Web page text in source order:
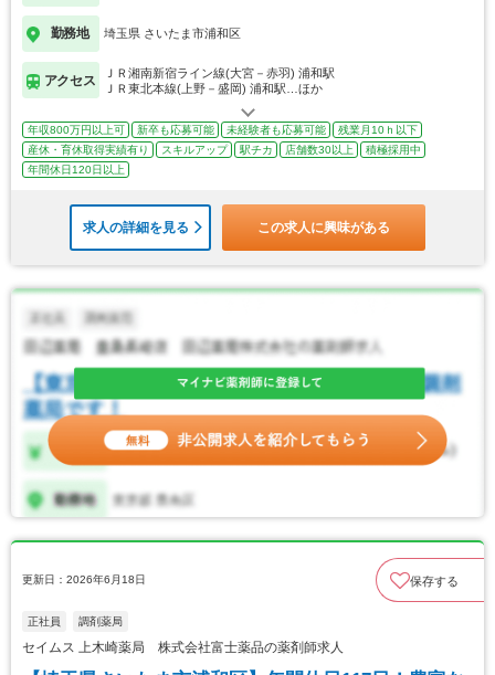
勤務地 埼玉県 さいたま市浦和区
アクセス
ＪＲ湘南新宿ライン線(大宮－赤羽) 浦和駅
ＪＲ東北本線(上野－盛岡) 浦和駅…ほか
年収800万円以上可 新卒も応募可能 未経験者も応募可能
残業月10ｈ以下
産休・育休取得実績有り
スキルアップ 駅チカ 店舗数30以上
積極採用中
年間休日120日以上
求人の詳細を見る この求人に興味がある
更新日：2026年6月18日 保存する
正社員 調剤薬局
セイムス 上木崎薬局 株式会社富士薬品の薬剤師求人